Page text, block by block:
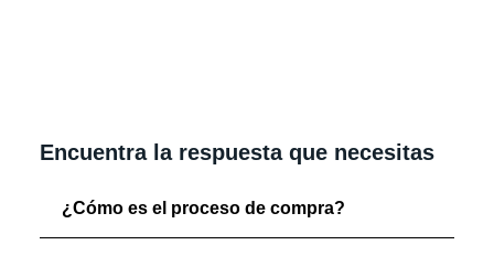
Encuentra la respuesta que necesitas
¿Cómo es el proceso de compra?